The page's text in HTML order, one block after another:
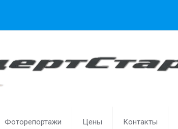
Фоторепортажи Цены Контакты